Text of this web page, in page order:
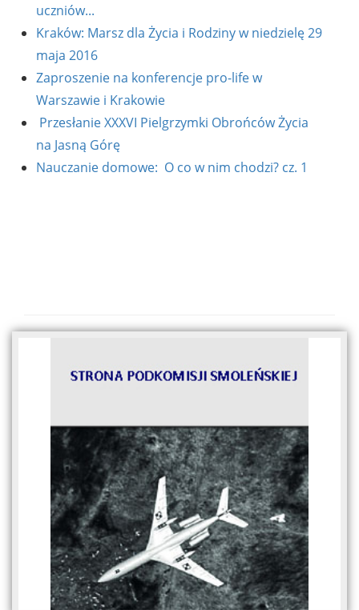
uczniów...
Kraków: Marsz dla Życia i Rodziny w niedzielę 29
maja 2016
Zaproszenie na konferencje pro-life w
Warszawie i Krakowie
Przesłanie XXXVI Pielgrzymki Obrońców Życia
na Jasną Górę
Nauczanie domowe: O co w nim chodzi? cz. 1